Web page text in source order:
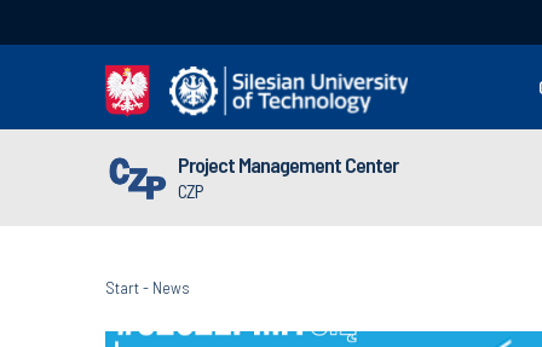
Project Management Center
CZP
Start- News